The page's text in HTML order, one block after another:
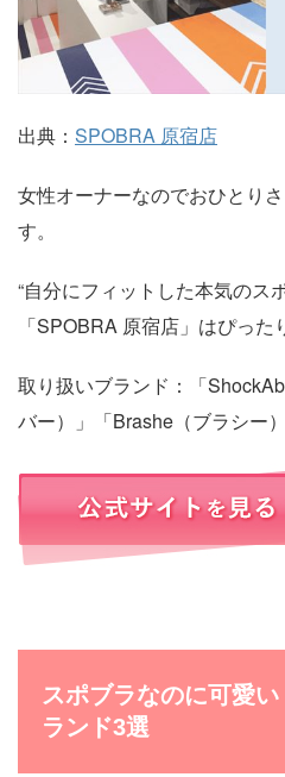
出典： SPOBRA 原宿店
女性オーナーなのでおひとり
す。
“自分にフィットした本気のス
「SPOBRA 原宿店」はぴった
取り扱いブランド：「
バー）」「Brashe（ブラシー）
スポブラなのに可愛
ランド3選